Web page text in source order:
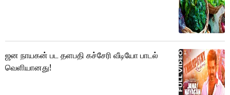
ஜன நாயகன் பட தளபதி கச்சேரி வீடியோ பாடல்
வெளியானது!